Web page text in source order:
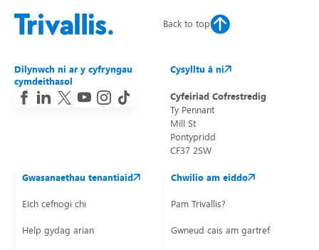
Back to top
Dilynwch ni ar y cyfryngau
cymdeithasol
Cysylltu â ni
Cyfeiriad Cofrestredig
Ty Pennant
Mill St
Pontypridd
CF37 2SW
Gwasanaethau tenantiaid
Eich cefnogi chi
Help gydag arian
Chwilio am eiddo
Pam Trivallis?
Gwneud cais am gartref